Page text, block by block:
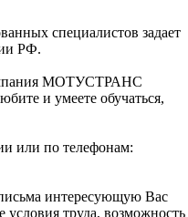
специалистов задает
РФ.
МОТУСТРАНС
и умеете обучаться,
или по телефонам:
интересующую Вас
труда, возможность